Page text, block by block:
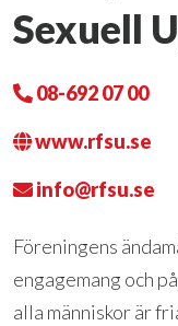
Sexuell
08-692 07 00
www.rfsu.se
info@rfsu.se
Föreningens
engagemang och
alla människor är